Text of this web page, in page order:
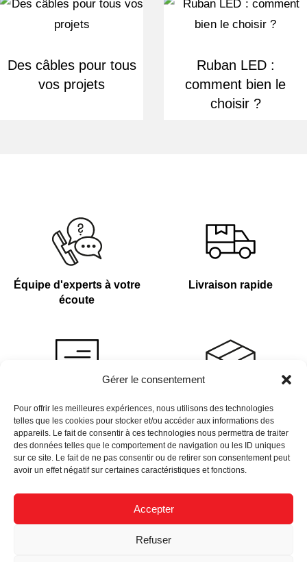
Gérer le consentement
Pour offrir les meilleures expériences, nous utilisons des technologies
telles que les cookies pour stocker et/ou accéder aux informations des
appareils. Le fait de consentir à ces technologies nous permettra de traiter
des données telles que le comportement de navigation ou les ID uniques
sur ce site. Le fait de ne pas consentir ou de retirer son consentement peut
avoir un effet négatif sur certaines caractéristiques et fonctions.
Accepter
Refuser
Des câbles pour tous
vos projets
Ruban LED :
comment bien le
choisir ?
Équipe d'experts à votre
écoute
Livraison rapide
Devis sur demande
Plus de 4 000 références
en stock
Newsletter